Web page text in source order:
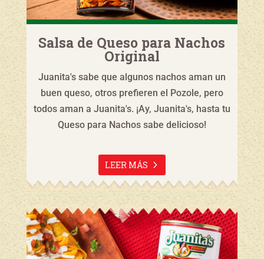
Salsa de Queso para Nachos
Original
Juanita's sabe que algunos nachos aman un
buen queso, otros prefieren el Pozole, pero
todos aman a Juanita's. ¡Ay, Juanita's, hasta tu
Queso para Nachos sabe delicioso!
LEER MÁS